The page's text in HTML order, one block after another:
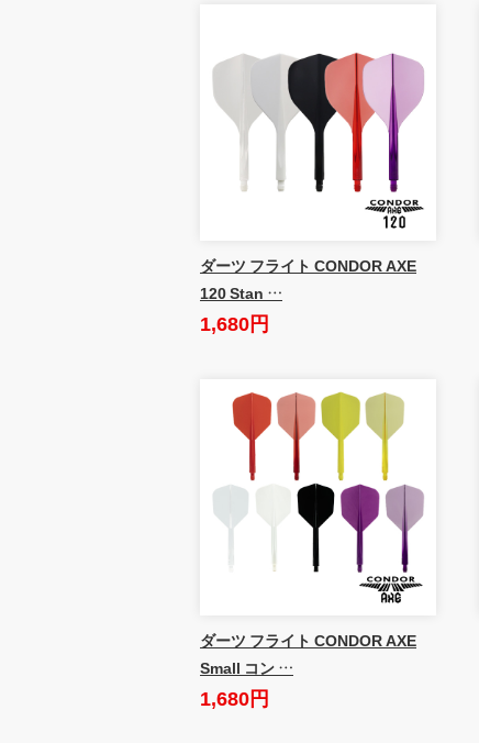
ダーツ フライト CONDOR AXE
120 Stan …
1,680円
ダーツ フライト CONDOR AXE
Small コン …
1,680円